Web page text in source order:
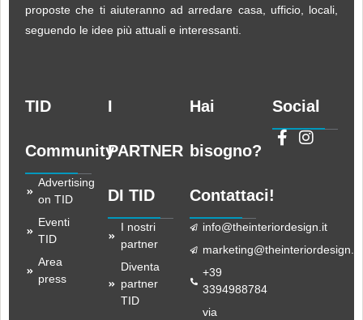
proposte che ti aiuteranno ad arredare casa, ufficio, locali,
seguendo le idee più attuali e interessanti.
TID
Community
Advertising
on TID
Eventi
TID
Area
press
I
PARTNER
DI TID
I nostri
partner
Diventa
partner
TID
Hai
bisogno?
Contattaci!
info@theinteriordesign.it
marketing@theinteriordesign.it
+39
3394988784
via
Social